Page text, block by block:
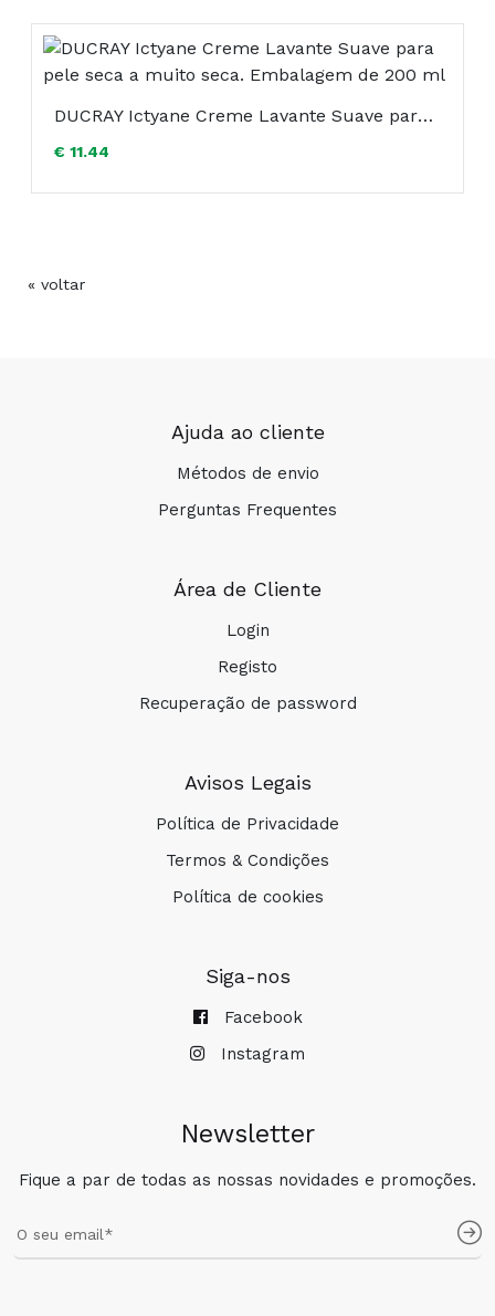
DUCRAY Ictyane Creme Lavante Suave para pele seca a muito seca. Embalagem de 200 ml
€ 11.44
« voltar
Ajuda ao cliente
Métodos de envio
Perguntas Frequentes
Área de Cliente
Login
Registo
Recuperação de password
Avisos Legais
Política de Privacidade
Termos & Condições
Política de cookies
Siga-nos
Facebook
Instagram
Newsletter
Fique a par de todas as nossas novidades e promoções.